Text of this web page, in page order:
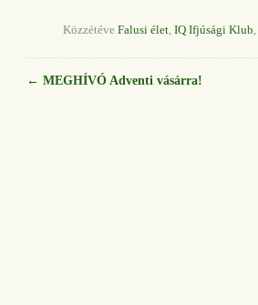
Közzétéve Falusi élet, IQ Ifjúsági Klub,
Bejegyzés navigáció
← MEGHÍVÓ Adventi vásárra!